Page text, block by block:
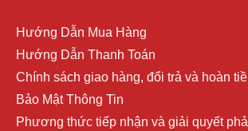
Hướng Dẫn Mua Hàng
Hướng Dẫn Thanh Toán
Chính sách giao hàng, đổi trả và hoàn
Bảo Mật Thông Tin
Phương thức tiếp nhận và giải quyết